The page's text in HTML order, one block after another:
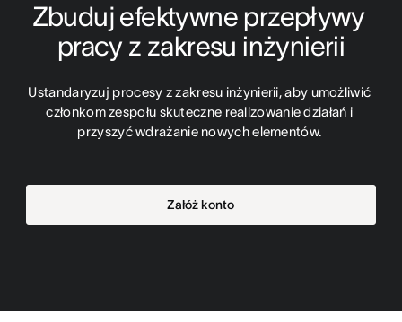
Zbuduj efektywne przepływy
pracy z zakresu inżynierii
Ustandaryzuj procesy z zakresu inżynierii, aby umożliwić
członkom zespołu skuteczne realizowanie działań i
przyszyć wdrażanie nowych elementów.
Załóż konto